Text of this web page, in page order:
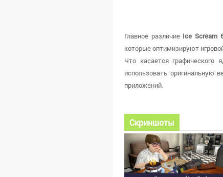
Главное различие Ice Scream
которые оптимизируют
Что касается
использовать оригинальную
приложений.
Скриншоты